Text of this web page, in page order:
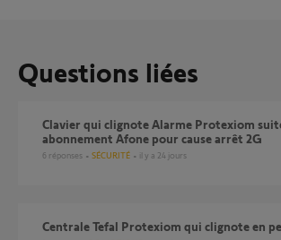
Questions liées
Clavier qui clignote Alarme Protexiom suite a arrêt
abonnement Afone pour cause arrêt 2G
6 réponses SÉCURITÉ il y a 24 jours
Centrale Tefal Protexiom qui clignote en